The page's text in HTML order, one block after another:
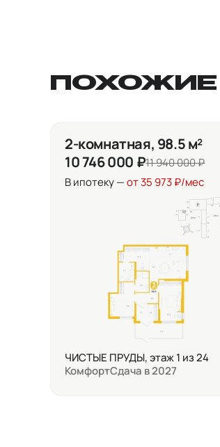
ПОХОЖИЕ
2-комнатная, 98.5 м²
10 746 000 ₽11 940 000 ₽
В ипотеку —от 35 973 ₽/мес
ЧИСТЫЕ ПРУДЫ, этаж 1 из 24
КомфортСдача в 2027